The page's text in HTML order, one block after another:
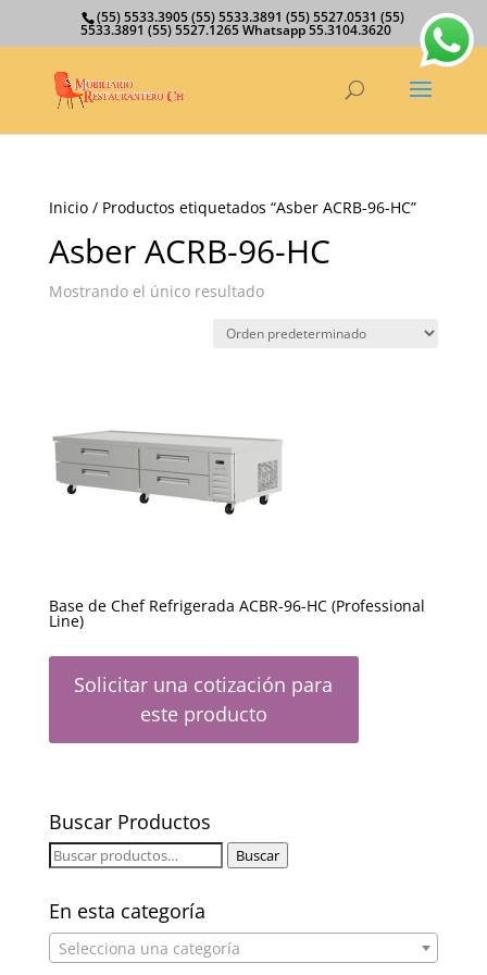
(55) 5533.3905 (55) 5533.3891 (55) 5527.0531 (55)
5533.3891 (55) 5527.1265 Whatsapp 55.3104.3620
Inicio/ Productos etiquetados “Asber ACRB-96-HC”
Asber ACRB-96-HC
Mostrando el único resultado
Base de Chef Refrigerada ACBR-96-HC (Professional
Line)
Solicitar una cotización para
este producto
Buscar Productos
Buscar
Buscar
En esta categoría
Selecciona una categoría